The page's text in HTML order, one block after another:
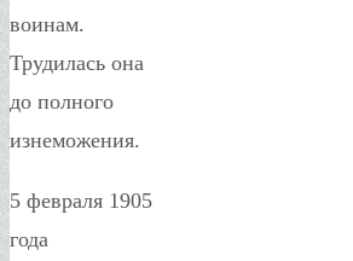
воинам.
Трудилась она
до полного
изнеможения.
5 февраля 1905
года